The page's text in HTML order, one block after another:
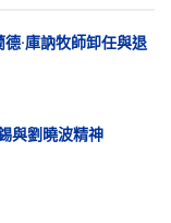
·庫訥牧師卸任與退
與劉曉波精神